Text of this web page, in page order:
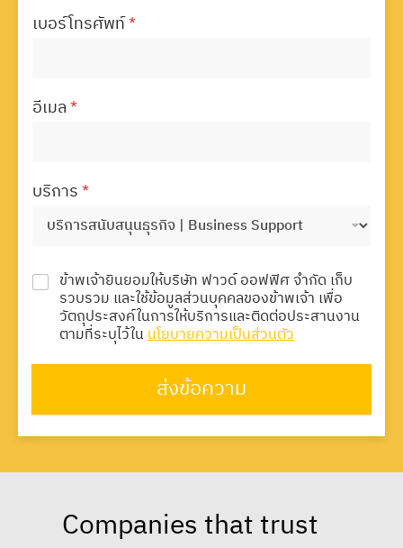
เบอร์โทรศัพท์*
อีเมล*
บริการ*
ข้าพเจ้ายินยอมให้บริษัท ฟาวด์ ออฟฟิศ จำกัด เก็บ
รวบรวม และใช้ข้อมูลส่วนบุคคลของข้าพเจ้า เพื่อ
วัตถุประสงค์ในการให้บริการและติดต่อประสานงาน
ตามที่ระบุไว้ในนโยบายความเป็นส่วนตัว
ส่งข้อความ
Companies that trust